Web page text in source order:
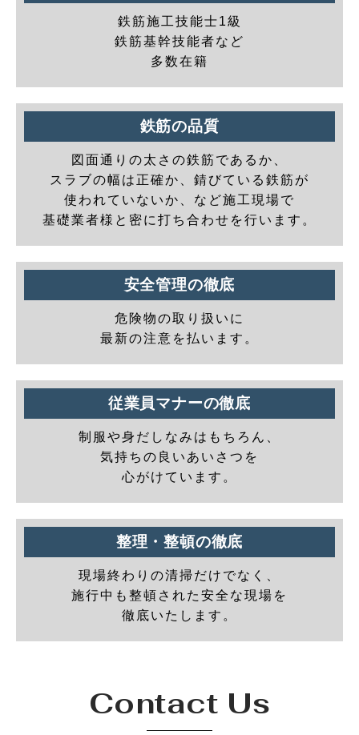
鉄筋施工技能士1級
鉄筋基幹技能者など
多数在籍
鉄筋の品質
図面通りの太さの鉄筋であるか、
スラブの幅は正確か、錆びている鉄筋が
使われていないか、など施工現場で
基礎業者様と密に打ち合わせを行います。
安全管理の徹底
危険物の取り扱いに
最新の注意を払います。
従業員マナーの徹底
制服や身だしなみはもちろん、
気持ちの良いあいさつを
心がけています。
整理・整頓の徹底
現場終わりの清掃だけでなく、
施行中も整頓された安全な現場を
徹底いたします。
Contact Us